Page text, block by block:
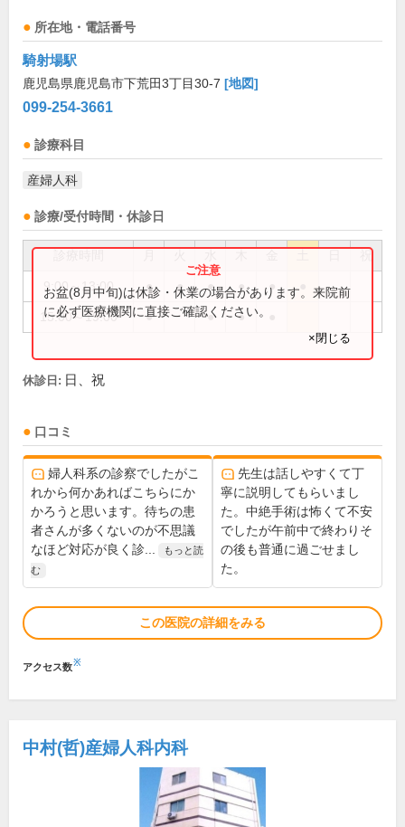
所在地・電話番号
騎射場駅
鹿児島県鹿児島市下荒田3丁目30-7 [地図]
099-254-3661
診療科目
産婦人科
診療/受付時間・休診日
祝
9:00～13:00 ● ● ● ● ●
15:00～19:00 ● ● ●
お盆(8月中旬)は休診・休業の場合があります。来院前
に必ず医療機関に直接ご確認ください。
×閉じる
休診日: 日、祝
口コミ
婦人科系の診察でしたがこ
れから何かあればこちらにか
かろうと思います。待ちの患
者さんが多くないのが不思議
なほど対応が良く診...
もっと読
む
先生は話しやすくて丁
寧に説明してもらいまし
た。中絶手術は怖くて不安
でしたが午前中で終わりそ
の後も普通に過ごせまし
た。
この医院の詳細をみる
アクセス数※
中村(哲)産婦人科内科